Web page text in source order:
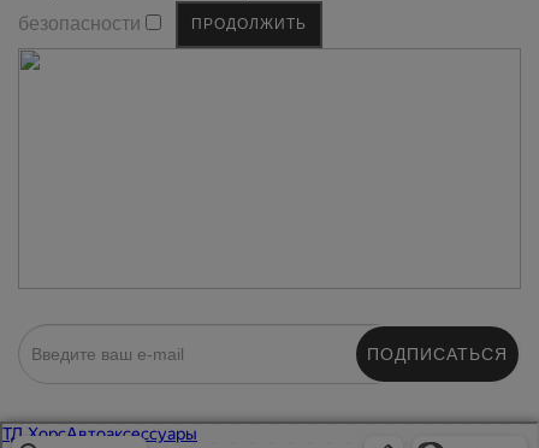
безопасности
ПОДПИСАТЬСЯ